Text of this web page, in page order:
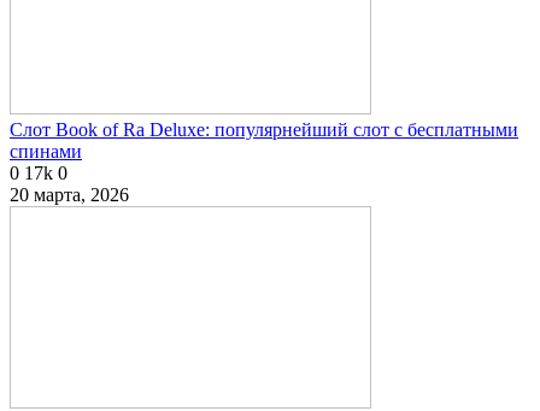
Слот Book of Ra Deluxe: популярнейший слот с бесплатными
спинами
0 17k 0
20 марта, 2026